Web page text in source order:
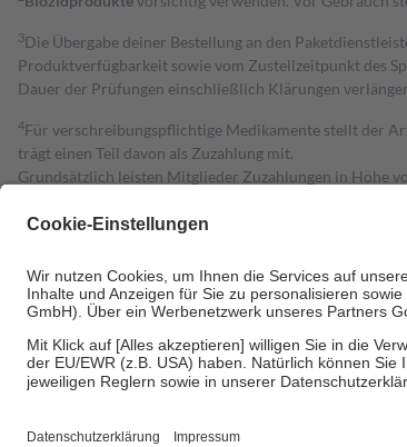
3Die Übergabe deiner Bestellung an den
Produktverfügbarkeit sowie vom Zustellzeitpunkt des
Dauer der Prüfungen einschließlich Klärungen
4Für verschreibungspflichtige Medikamente stellt der
trägt einen Teil davon als Zuzahlung mit.
Grundsätzlich leisten Mitglieder Zuzahlungen in Höhe
Diese Regeln gelten grundsätzlich auch für Online-
Um das Engagement der Versicherten für ihre eigene
• Kindern und Jugendlichen bis zum vollendeten 18.
• Untersuchungen zur Vorsorge und Früherkennung,
• empfohlenen Schutzimpfungen
• Harn- und Blutteststreifen
Informationen findest du hier: https://